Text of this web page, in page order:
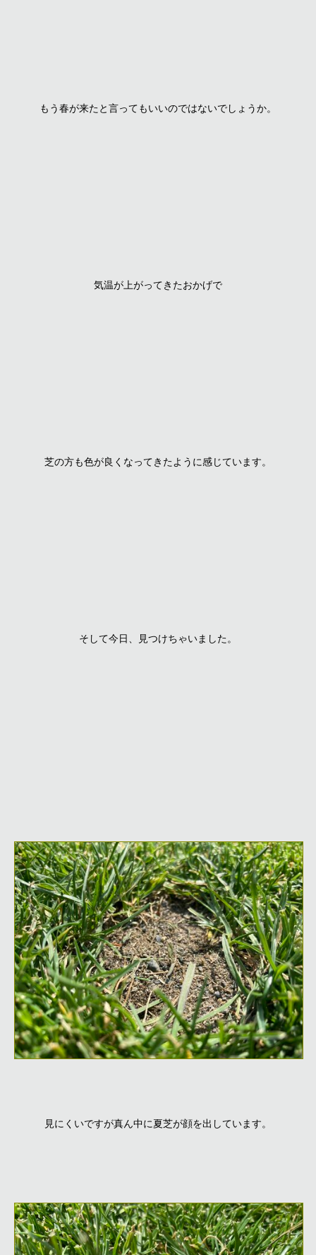
もう春が来たと言ってもいいのではないでしょうか。
気温が上がってきたおかげで
芝の方も色が良くなってきたように感じています。
そして今日、見つけちゃいました。
見にくいですが真ん中に夏芝が顔を出しています。